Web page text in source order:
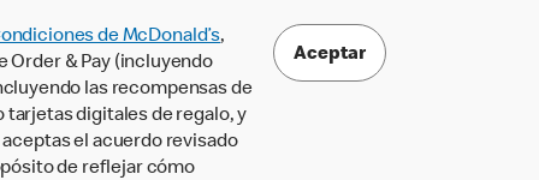
de McDonald’s,
Order & Pay (incluyendo
las recompensas de
tarjetas digitales de regalo, y
el acuerdo revisado
de reflejar cómo
Aceptar